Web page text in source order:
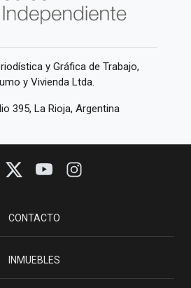
y Gráfica de Trabajo,
y Vivienda Ltda.
395, La Rioja, Argentina
CONTACTO
INMUEBLES